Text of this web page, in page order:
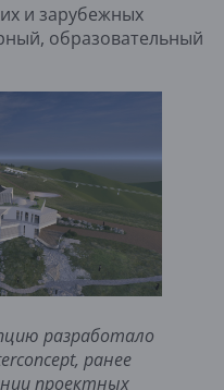
и зарубежных
образовательный
разработало
ранее
проектных